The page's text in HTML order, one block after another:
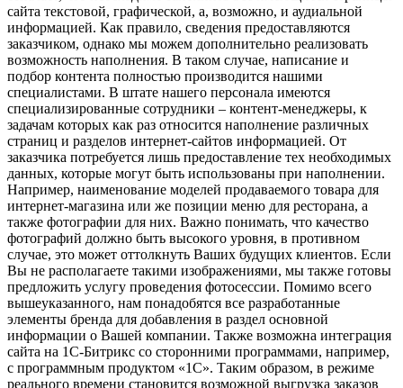
сайта текстовой, графической, а, возможно, и аудиальной
информацией. Как правило, сведения предоставляются
заказчиком, однако мы можем дополнительно реализовать
возможность наполнения. В таком случае, написание и
подбор контента полностью производится нашими
специалистами. В штате нашего персонала имеются
специализированные сотрудники – контент-менеджеры, к
задачам которых как раз относится наполнение различных
страниц и разделов интернет-сайтов информацией. От
заказчика потребуется лишь предоставление тех необходимых
данных, которые могут быть использованы при наполнении.
Например, наименование моделей продаваемого товара для
интернет-магазина или же позиции меню для ресторана, а
также фотографии для них. Важно понимать, что качество
фотографий должно быть высокого уровня, в противном
случае, это может оттолкнуть Ваших будущих клиентов. Если
Вы не располагаете такими изображениями, мы также готовы
предложить услугу проведения фотосессии. Помимо всего
вышеуказанного, нам понадобятся все разработанные
элементы бренда для добавления в раздел основной
информации о Вашей компании. Также возможна интеграция
сайта на 1С-Битрикс со сторонними программами, например,
с программным продуктом «1С». Таким образом, в режиме
реального времени становится возможной выгрузка заказов